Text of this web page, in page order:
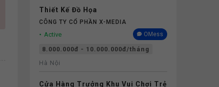
Thiết Kế Đồ Họa
CÔNG TY CỔ PHẦN X-MEDIA
Active OMess
8.000.000đ - 10.000.000đ/tháng
Hà Nội
Cửa Hàng Trưởng Khu Vui Chơi Trẻ